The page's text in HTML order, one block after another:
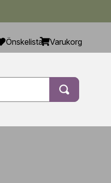
Önskelista Varukorg